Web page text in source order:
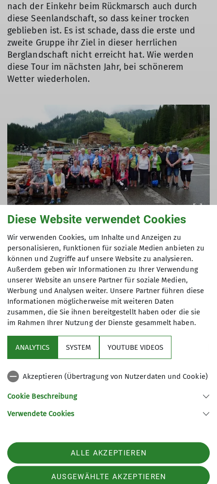
nach der Einkehr beim Rückmarsch auch durch
diese Seenlandschaft, so dass keiner trocken
geblieben ist. Es ist schade, dass die erste und
zweite Gruppe ihr Ziel in dieser herrlichen
Berglandschaft nicht erreicht hat. Wie werden
diese Tour im nächsten Jahr, bei schönerem
Wetter wiederholen.
Text und Fotos: Rudi Eiben
Sektion
Archiv
Sektion Kaufbeuren-Gablonz des Deutschen Alpenvereins e.V.
Telefon +49834173016
Diese Website verwendet Cookies
Wir verwenden Cookies, um Inhalte und Anzeigen zu
personalisieren, Funktionen für soziale Medien anbieten zu
können und Zugriffe auf unsere Website zu analysieren.
Außerdem geben wir Informationen zu Ihrer Verwendung
unserer Website an unsere Partner für soziale Medien,
Werbung und Analysen weiter. Unsere Partner führen diese
Informationen möglicherweise mit weiteren Daten
zusammen, die Sie ihnen bereitgestellt haben oder die sie
im Rahmen Ihrer Nutzung der Dienste gesammelt haben.
ANALYTICS SYSTEM YOUTUBE VIDEOS
Akzeptieren (Übertragung von Nutzerdaten und Cookie)
Cookie Beschreibung
Verwendete Cookies
ALLE AKZEPTIEREN
AUSGEWÄHLTE AKZEPTIEREN